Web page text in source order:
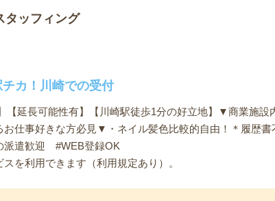
タッフィング
カ！川崎での受付
【延長可能性有】【川崎駅徒歩1分の好立地】▼商業施設
仕事好きな方必見▼・ネイル髪色比較的自由！＊履歴書
派遣歓迎 #WEB登録OK
を利用できます（利用規定あり）。